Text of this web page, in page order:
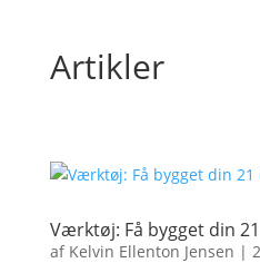
Artikler
Værktøj: Få bygget din
af Kelvin Ellenton Jensen |